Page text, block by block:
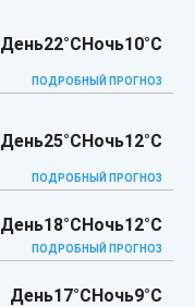
День22°CНочь10°C
ПОДРОБНЫЙ ПРОГНОЗ
День25°CНочь12°C
ПОДРОБНЫЙ ПРОГНОЗ
День18°CНочь12°C
ПОДРОБНЫЙ ПРОГНОЗ
День17°CНочь9°C